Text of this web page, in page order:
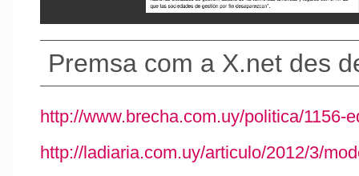
Premsa com a X.net des
http://www.brecha.com.uy/politica/1156-
http://ladiaria.com.uy/articulo/2012/3/